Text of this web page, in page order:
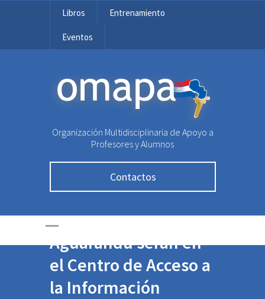
Libros Entrenamiento
Eventos
OMAPA
Organización Multidisciplinaria de Apoyo a
Profesores y Alumnos
Contactos
Final y premiación de
Aguarandú serán en
el Centro de Acceso a
la Información